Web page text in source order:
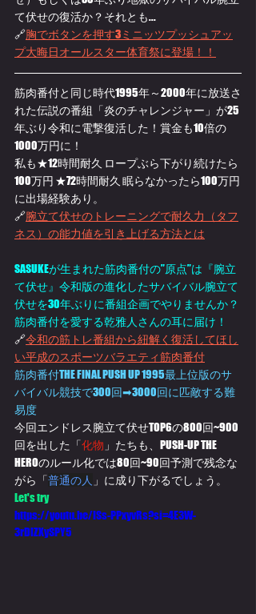
て伏せの復活か？それとも...
🔗胸でボタンを押す3ミニッツプッシュアッ
プ大晦日オールスター体育祭に登場！
！
筋肉番付と同じ時代1995年～2000年に放送さ
れた伝説の番組「炎のチャレンジャー」が25
年ぶり令和に電撃復活した！賞金も10倍の
1000万円に！
私も★12時間耐久 ロープぶら下がり続けたら
100万円 ★72時間耐久 眠らなかったら100万円
に出場経験あり。
🔗腕立て伏せのトレーニングで耐久力（タフ
ネス）の能力値を引き上げる方法とは
SASUKEが生まれた筋肉番付の”原点”は『腕立
て伏せ』令和版の進化したサバイバル腕立て
伏せを30年ぶりに番組企画でやりませんか？
筋肉番付を愛する乾雅人さんの耳に届け！
🔗令和の筋トレ番組から紐解く復活してほし
い平成のスポーツバラエティ筋肉番付
筋肉番付THE FINAL PUSH UP 1995最上位版のサ
バイバル競技で300回➡3000回に匹敵する難
易度
今回エンドレス腕立て伏せTOP6の800回~900
回を出した「化物 」たちも、PUSH-UP THE
HEROのルール化では80回~90回予測で残念な
がら「普通の人 」に成り下がるでしょう。
Let's try
https://youtu.be/ISs-PPxyvRs?si=4E3W-
3rDlZXySPY5